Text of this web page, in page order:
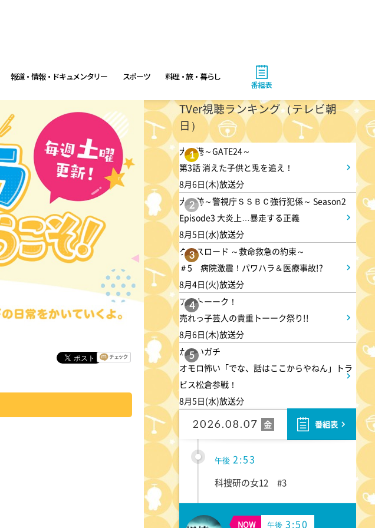
報道・情報・ドキュメンタリー スポーツ 料理・旅・暮らし
番組表
TVer視聴ランキング（テレビ朝
日）
1
大空港～GATE24～
第3話 消えた子供と兎を追え！
8月6日(木)放送分
2
大追跡～警視庁ＳＳＢＣ強行犯係～ Season2
Episode3 大炎上…暴走する正義
8月5日(水)放送分
3
クロスロード ～救命救急の約束～
＃5 病院激震！パワハラ＆医療事故!?
8月4日(火)放送分
4
アメトーーク！
売れっ子芸人の貴重トーーク祭り!!
8月6日(木)放送分
5
かまいガチ
オモロ怖い「でな、話はここからやねん」トラ
ビス松倉参戦！
8月5日(水)放送分
2026.08.07 金 番組表
1:00
徹子の部屋 追悼・寿美花代さ
ん
午後 1:30
DAIGOも台所 ～きょうの献
立 何にする?～ 簡単!コーヒ
ーパンナコッタ
午後 1:45
ANNニュース
午後 1:50
TOKYO EVERYONE
午後 1:55
午後もじゅん散歩
午後 2:53
科捜研の女12 #3
NOW 午後 3:50